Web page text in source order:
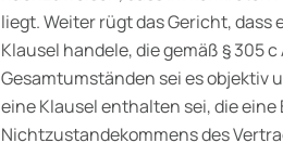
liegt. Weiter rügt das Gericht, dass
Klausel handele, die gemäß § 305
Gesamtumständen sei es objektiv
eine Klausel enthalten sei, die
Nichtzustandekommens des